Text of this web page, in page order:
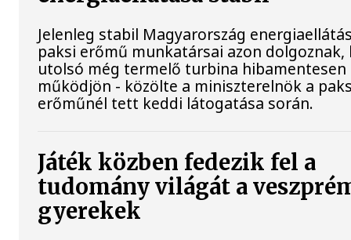
Jelenleg stabil Magyarország
paksi erőmű munkatársai azon dolgoznak,
utolsó még termelő turbina hibamentesen
működjön - közölte a miniszterelnök a
erőműnél tett keddi látogatása során.
Játék közben fedezik fel a
tudomány világát a
gyerekek